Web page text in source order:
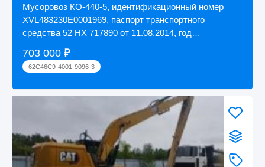
Мусоровоз КО-440-5, идентификационный номер
ХVL483230E0001969, паспорт транспортного
средства 52 НХ 717890 от 11.08.2014, год
703 000 ₽
62C46C9-4001-9096-3